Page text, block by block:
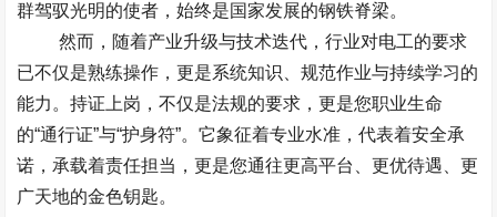
群驾驭光明的使者，始终是国家发展的钢铁脊梁。
然而，随着产业升级与技术迭代，行业对电工的要求
已不仅是熟练操作，更是系统知识、规范作业与持续学习的
能力。持证上岗，不仅是法规的要求，更是您职业生命
的“通行证”与“护身符”。它象征着专业水准，代表着安全承
诺，承载着责任担当，更是您通往更高平台、更优待遇、更
广天地的金色钥匙。